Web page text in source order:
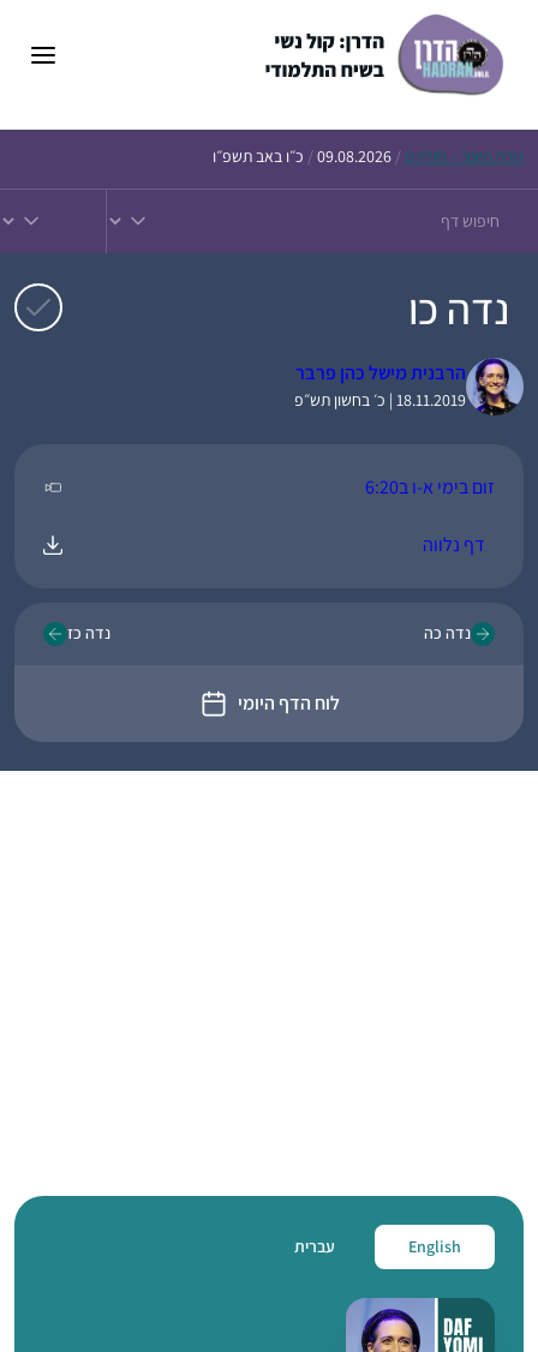
הדף היומי – חולין ק /
09.08.2026
/ כ״ו באב תשפ״ו
נדה כו
הרבנית מישל כהן פרבר
18.11.2019 | כ׳ בחשון תש״פ
זום בימי א-ו ב6:20
דף נלווה
נדה כה
לוח הדף היומי
נדה כז
English עברית